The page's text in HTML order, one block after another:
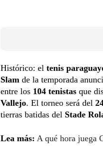
Histórico: el tenis
Slam de la temporada
entre los 104 tenistas que
Vallejo. El torneo será del
tierras batidas del Stade
Lea más: A qué hora juega